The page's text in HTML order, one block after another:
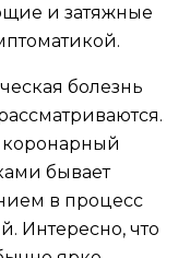
и затяжные
болезнь
бывает
в процесс
Интересно, что